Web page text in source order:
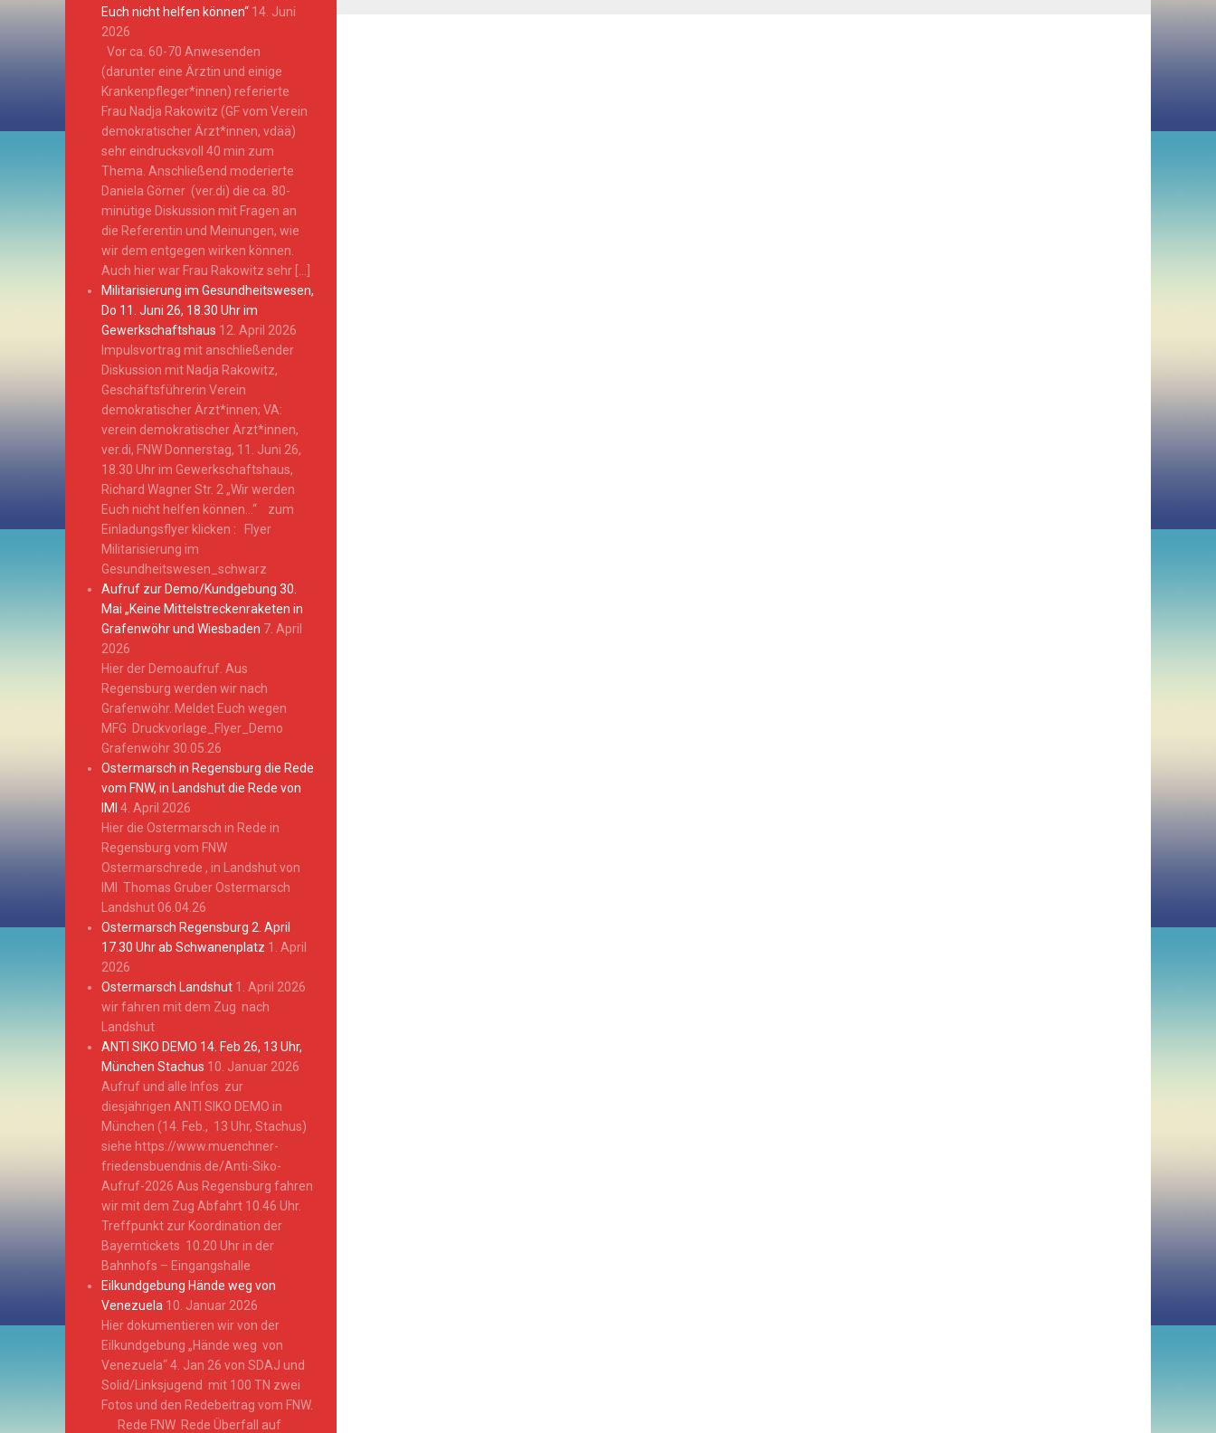
Euch nicht helfen können“ 14. Juni
2026
Vor ca. 60-70 Anwesenden
(darunter eine Ärztin und einige
Krankenpfleger*innen) referierte
Frau Nadja Rakowitz (GF vom Verein
demokratischer Ärzt*innen, vdää)
sehr eindrucksvoll 40 min zum
Thema. Anschließend moderierte
Daniela Görner (ver.di) die ca. 80-
minütige Diskussion mit Fragen an
die Referentin und Meinungen, wie
wir dem entgegen wirken können.
Auch hier war Frau Rakowitz sehr […]
Militarisierung im Gesundheitswesen,
Do 11. Juni 26, 18.30 Uhr im
Gewerkschaftshaus 12. April 2026
Impulsvortrag mit anschließender
Diskussion mit Nadja Rakowitz,
Geschäftsführerin Verein
demokratischer Ärzt*innen; VA:
verein demokratischer Ärzt*innen,
ver.di, FNW Donnerstag, 11. Juni 26,
18.30 Uhr im Gewerkschaftshaus,
Richard Wagner Str. 2 „Wir werden
Euch nicht helfen können…“ zum
Einladungsflyer klicken : Flyer
Militarisierung im
Gesundheitswesen_schwarz
Aufruf zur Demo/Kundgebung 30.
Mai „Keine Mittelstreckenraketen in
Grafenwöhr und Wiesbaden 7. April
2026
Hier der Demoaufruf. Aus
Regensburg werden wir nach
Grafenwöhr. Meldet Euch wegen
MFG Druckvorlage_Flyer_Demo
Grafenwöhr 30.05.26
Ostermarsch in Regensburg die Rede
vom FNW, in Landshut die Rede von
IMI 4. April 2026
Hier die Ostermarsch in Rede in
Regensburg vom FNW
Ostermarschrede , in Landshut von
IMI Thomas Gruber Ostermarsch
Landshut 06.04.26
Ostermarsch Regensburg 2. April
17.30 Uhr ab Schwanenplatz 1. April
2026
Ostermarsch Landshut 1. April 2026
wir fahren mit dem Zug nach
Landshut
ANTI SIKO DEMO 14. Feb 26, 13 Uhr,
München Stachus 10. Januar 2026
Aufruf und alle Infos zur
diesjährigen ANTI SIKO DEMO in
München (14. Feb., 13 Uhr, Stachus)
siehe https://www.muenchner-
friedensbuendnis.de/Anti-Siko-
Aufruf-2026 Aus Regensburg fahren
wir mit dem Zug Abfahrt 10.46 Uhr.
Treffpunkt zur Koordination der
Bayerntickets 10.20 Uhr in der
Bahnhofs – Eingangshalle
Eilkundgebung Hände weg von
Venezuela 10. Januar 2026
Hier dokumentieren wir von der
Eilkundgebung „Hände weg von
Venezuela“ 4. Jan 26 von SDAJ und
Solid/Linksjugend mit 100 TN zwei
Fotos und den Redebeitrag vom FNW.
Rede FNW Rede Überfall auf